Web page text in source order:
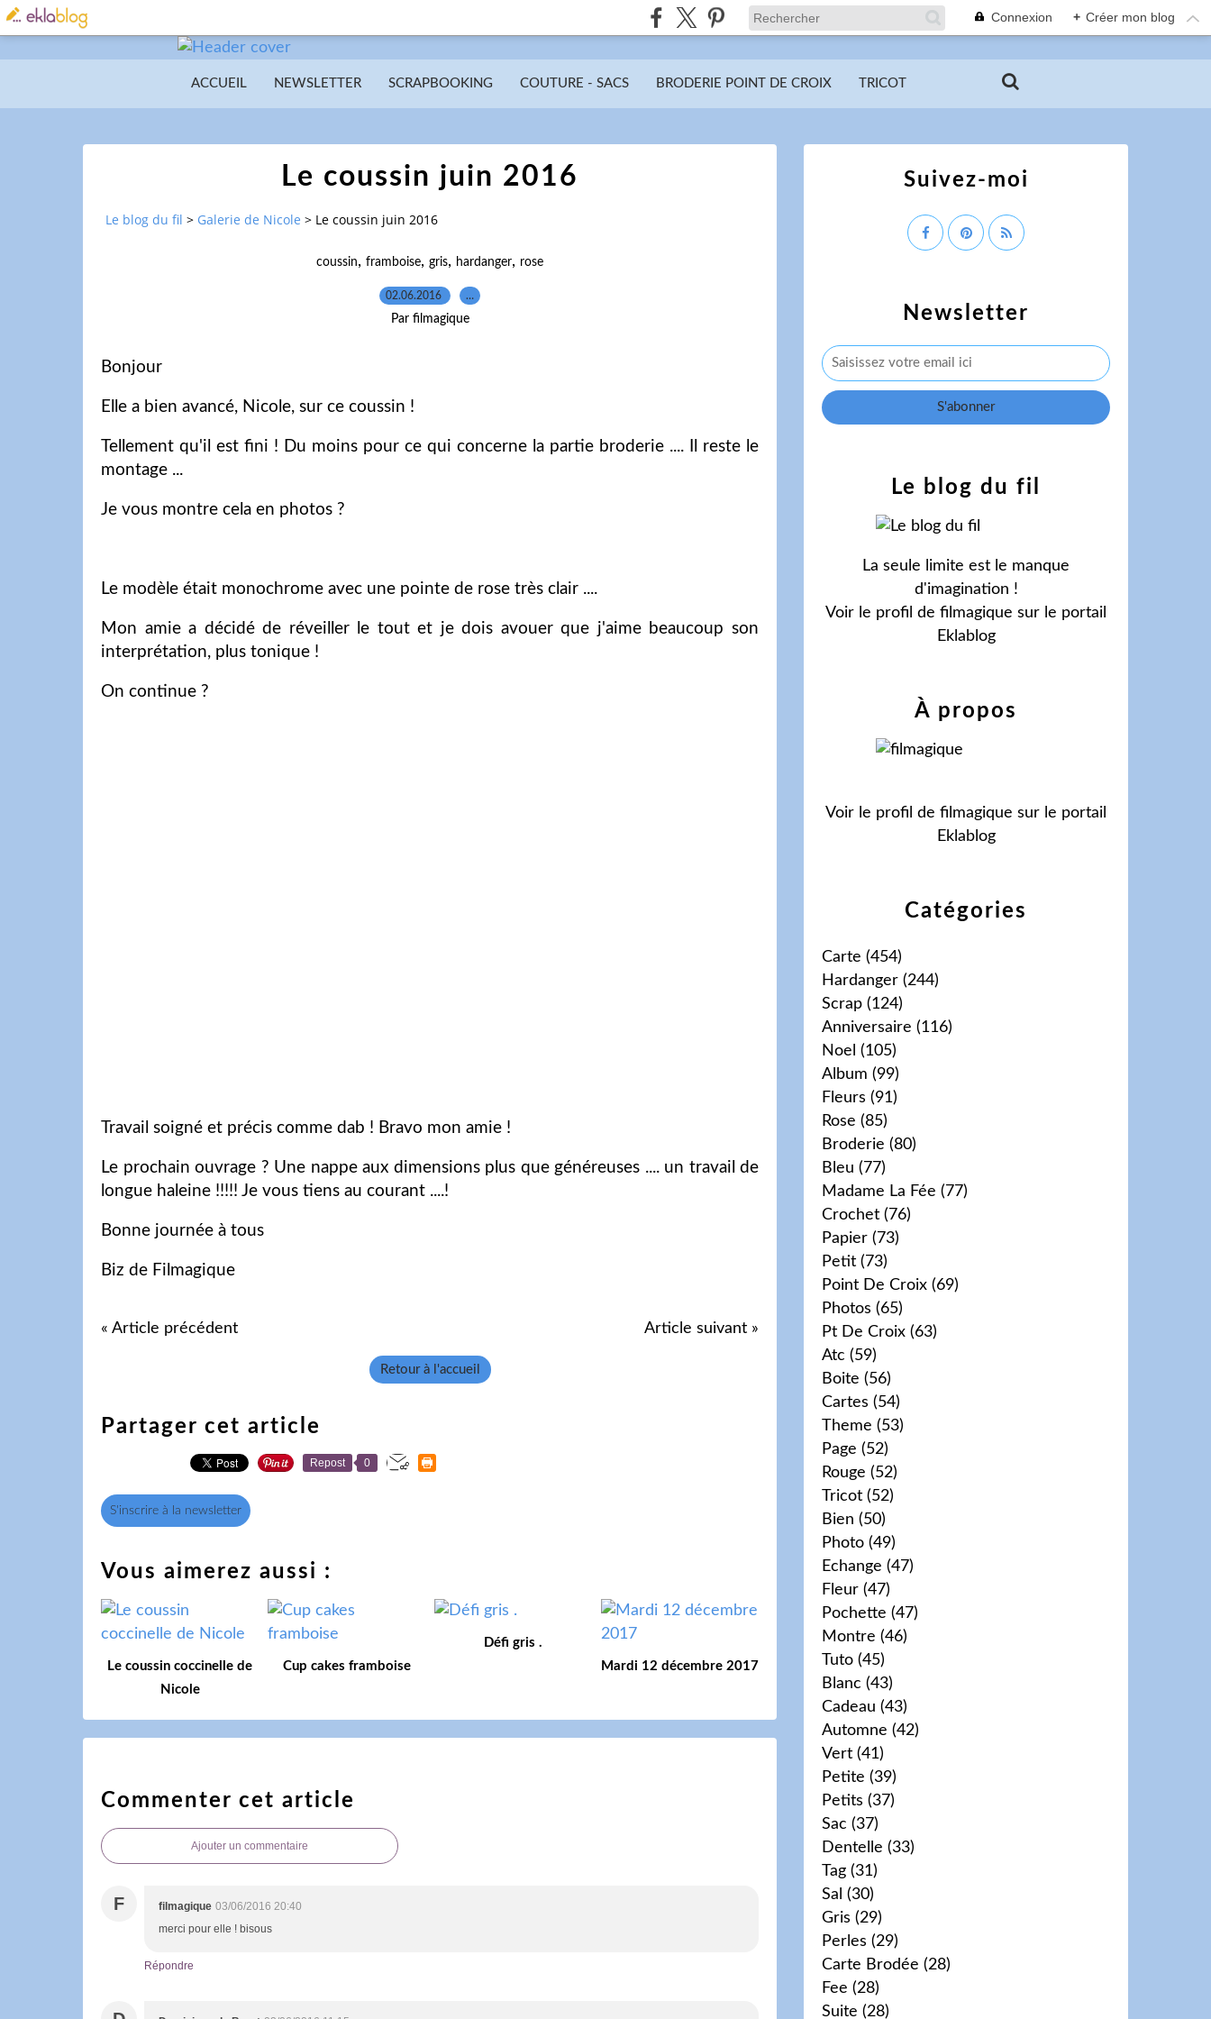
Connexion + Créer mon blog
ACCUEIL NEWSLETTER SCRAPBOOKING COUTURE - SACS BRODERIE POINT DE CROIX TRICOT
Le coussin juin 2016
Le blog du fil > Galerie de Nicole > Le coussin juin 2016
coussin, framboise, gris, hardanger, rose
02.06.2016 …
Par filmagique
Bonjour
Elle a bien avancé, Nicole, sur ce coussin !
Tellement qu'il est fini ! Du moins pour ce qui concerne la partie broderie .... Il reste le
montage ...
Je vous montre cela en photos ?
Le modèle était monochrome avec une pointe de rose très clair ....
Mon amie a décidé de réveiller le tout et je dois avouer que j'aime beaucoup son
interprétation, plus tonique !
On continue ?
Travail soigné et précis comme dab ! Bravo mon amie !
Le prochain ouvrage ? Une nappe aux dimensions plus que généreuses .... un travail de
longue haleine !!!!! Je vous tiens au courant ....!
Bonne journée à tous
Biz de Filmagique
« Article précédent Article suivant »
Retour à l'accueil
Partager cet article
Repost 0
S'inscrire à la newsletter
Vous aimerez aussi :
Le coussin coccinelle de
Nicole
Cup cakes framboise
Défi gris .
Mardi 12 décembre 2017
Commenter cet article
Ajouter un commentaire
F filmagique 03/06/2016 20:40
merci pour elle ! bisous
Répondre
Newsletter
Catégories
Carte (454)
Hardanger (244)
Scrap (124)
Anniversaire (116)
Noel (105)
Album (99)
Fleurs (91)
Rose (85)
Broderie (80)
Bleu (77)
Madame La Fée (77)
Crochet (76)
Papier (73)
Petit (73)
Point De Croix (69)
Photos (65)
Pt De Croix (63)
Atc (59)
Boite (56)
Cartes (54)
Theme (53)
Page (52)
Rouge (52)
Tricot (52)
Bien (50)
Photo (49)
Echange (47)
Fleur (47)
Pochette (47)
Montre (46)
Tuto (45)
Blanc (43)
Cadeau (43)
Automne (42)
Vert (41)
Petite (39)
Petits (37)
Sac (37)
Dentelle (33)
Tag (31)
Sal (30)
Gris (29)
Perles (29)
Carte Brodée (28)
Fee (28)
Suite (28)
Le blog du fil
La seule limite est le manque
d'imagination !
Voir le profil de filmagique sur le portail
Eklablog
Suivez-moi
À propos
Voir le profil de filmagique sur le portail
Eklablog